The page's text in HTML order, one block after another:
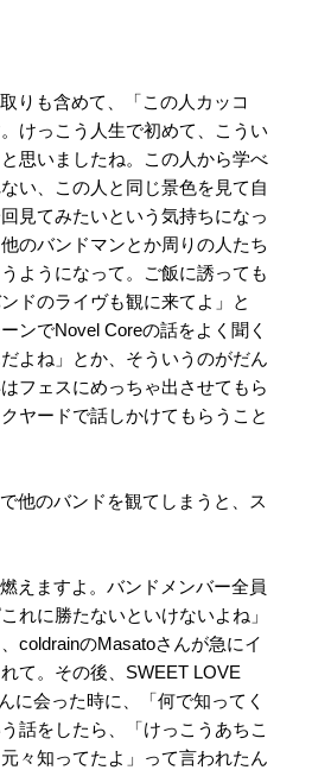
りも含めて、「この人カッコ
けっこう人生で初めて、こうい
思いましたね。この人から学べ
い、この人と同じ景色を見て自
見てみたいという気持ちになっ
のバンドマンとか周りの人たち
ようになって。ご飯に誘っても
ドのライヴも観に来てよ」と
ンでNovel Coreの話をよく聞く
よね」とか、そういうのがだん
フェスにめっちゃ出させてもら
ヤードで話しかけてもらうこと
のバンドを観てしまうと、ス
えますよ。バンドメンバー全員
れに勝たないといけないよね」
coldrainのMasatoさんが急にイ
て。その後、SWEET LOVE
に会った時に、「何で知ってく
話をしたら、「けっこうあちこ
々知ってたよ」って言われたん